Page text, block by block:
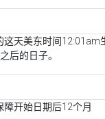
这天美东时间12:01am
后的日子。
开始日期后12个月